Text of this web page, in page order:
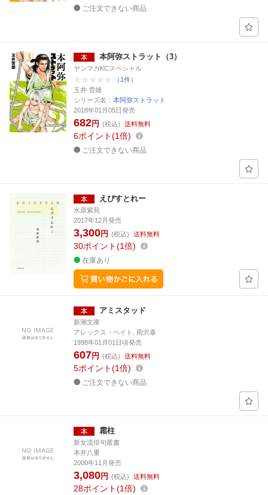
ご注文できない商品
本阿弥ストラット（3）
ヤンマガKCスペシャル
（1件）
玉井 雪雄
シリーズ名： 本阿弥ストラット
2018年01月05日発売
682円 (税込) 送料無料
6ポイント 1倍
ご注文できない商品
えぴすとれー
水原紫苑
2017年12月発売
3,300円 (税込) 送料無料
30ポイント 1倍
在庫あり
アミスタッド
新潮文庫
アレックス・ペイト, 雨沢泰
1998年01月01日頃発売
607円 (税込) 送料無料
5ポイント 1倍
ご注文できない商品
霜柱
新女流俳句叢書
本井八重
2000年11月発売
3,080円 (税込) 送料無料
28ポイント 1倍